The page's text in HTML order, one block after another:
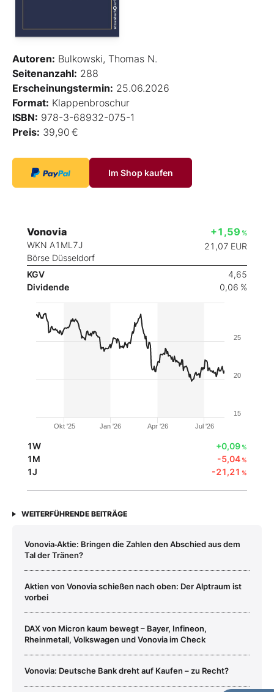
Autoren: Bulkowski, Thomas N.
Seitenanzahl: 288
Erscheinungstermin: 25.06.2026
Format: Klappenbroschur
ISBN: 978-3-68932-075-1
Preis: 39,90 €
Im Shop kaufen
Vonovia
WKN A1ML7J
Börse Düsseldorf
+1,59 %
21,07 EUR
KGV
4,65
Dividende
0,06 %
Okt '25 Jan '26 Apr '26 Jul '26
15
20
25
1W +0,09%
1M -5,04%
1J -21,21 %
WEITERFÜHRENDE BEITRÄGE
Vonovia‑Aktie: Bringen die Zahlen den Abschied aus dem
Tal der Tränen?
Aktien von Vonovia schießen nach oben: Der Alptraum ist
vorbei
DAX von Micron kaum bewegt – Bayer, Infineon,
Rheinmetall, Volkswagen und Vonovia im Check
Vonovia: Deutsche Bank dreht auf Kaufen – zu Recht?